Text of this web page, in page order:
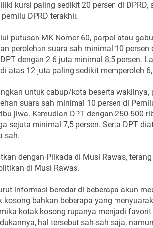
kursi paling sedikit 20 persen di
pemilu DPRD terakhir.
putusan MK Nomor 60, parpol atau
perolehan suara sah minimal 10
dengan 2-6 juta minimal 8,5 persen.
di atas 12 juta paling sedikit memperoleh
untuk cabup/kota beserta
suara sah minimal 10 persen di
jiwa. Kemudian DPT dengan 250-500
sejuta minimal 7,5 persen. Serta DPT
sah.
dengan Pilkada di Musi Rawas,
di Musi Rawas.
informasi beredar di beberapa akun
kosong bahkan beberapa yang
kotak kosong rupanya menjadi
hal tersebut sah-sah saja,